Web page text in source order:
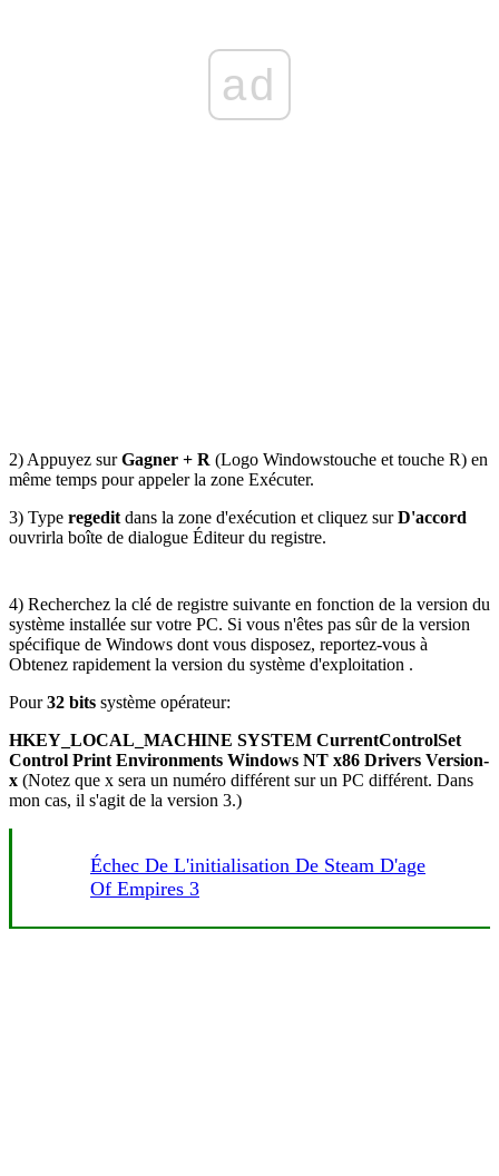
ad
2) Appuyez sur Gagner + R (Logo Windowstouche et touche R) en
même temps pour appeler la zone Exécuter.
3) Type regedit dans la zone d'exécution et cliquez sur D'accord
ouvrirla boîte de dialogue Éditeur du registre.
4) Recherchez la clé de registre suivante en fonction de la version du
système installée sur votre PC. Si vous n'êtes pas sûr de la version
spécifique de Windows dont vous disposez, reportez-vous à
Obtenez rapidement la version du système d'exploitation .
Pour32 bits système opérateur:
HKEY_LOCAL_MACHINE SYSTEM CurrentControlSet
Control Print Environments Windows NT x86 Drivers Version-
x (Notez que x sera un numéro différent sur un PC différent. Dans
mon cas, il s'agit de la version 3.)
Échec De L'initialisation De Steam D'age
Of Empires 3